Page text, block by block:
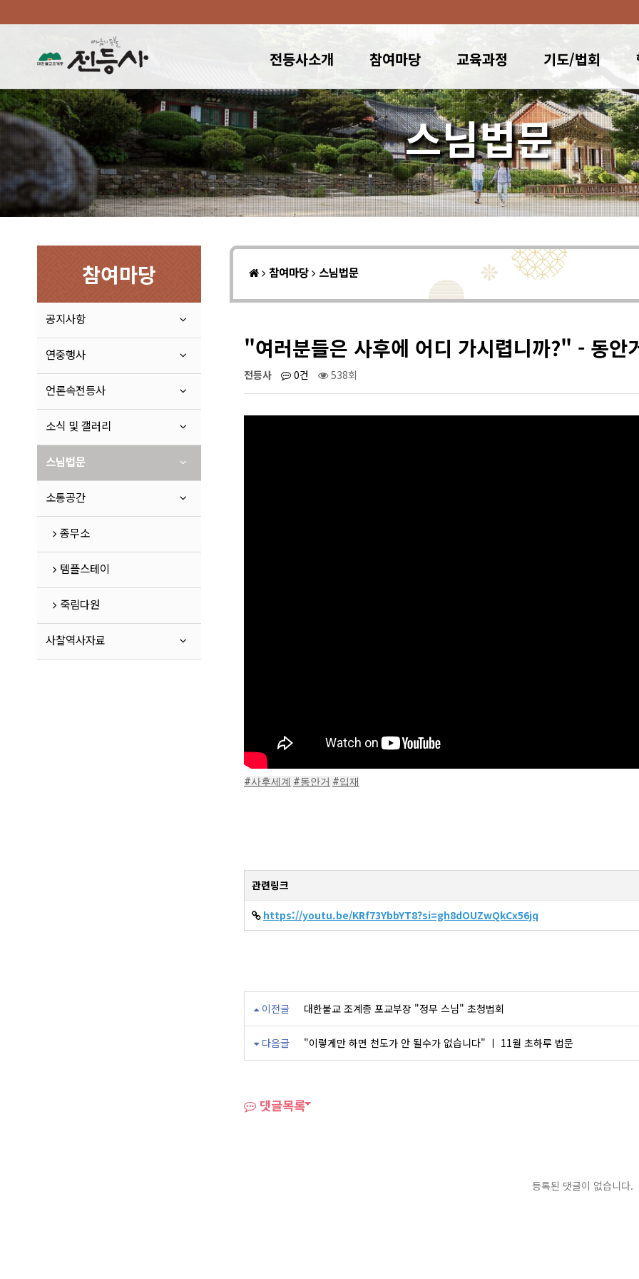
전등사소개 참여마당 교육과정 기도/법회
스님법문
참여마당
공지사항
연중행사
언론속전등사
소식 및 갤러리
스님법문
소통공간
종무소
템플스테이
죽림다원
사찰역사자료
참여마당 스님법문
"여러분들은 사후에 어디 가시렵니까?" - 동안
전등사 0건 538회
#사후세계 #동안거 #입재
관련링크
https://youtu.be/KRf73YbbYT8?si=gh8dOUZwQkCx56jq
이전글 대한불교 조계종 포교부장 "정무 스님" 초청법회
다음글 "이렇게만 하면 천도가 안 될수가 없습니다" ㅣ 11월 초하루 법문
댓글목록
등록된 댓글이 없습니다.